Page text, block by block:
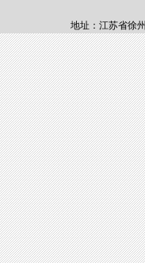
地址：江苏省徐